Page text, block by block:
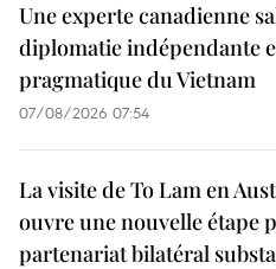
Une experte canadienne
diplomatie indépendante
pragmatique du Vietnam
07/08/2026 07:54
La visite de To Lam en
ouvre une nouvelle étape
partenariat bilatéral